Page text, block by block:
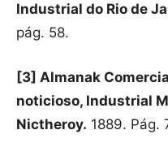
Industrial do Rio de
pág. 58.
[3] Almanak
noticioso, Industrial
Nictheroy. 1889. Pág.